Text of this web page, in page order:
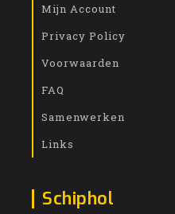
Mijn Account
Privacy Policy
Voorwaarden
FAQ
Samenwerken
Links
Schiphol